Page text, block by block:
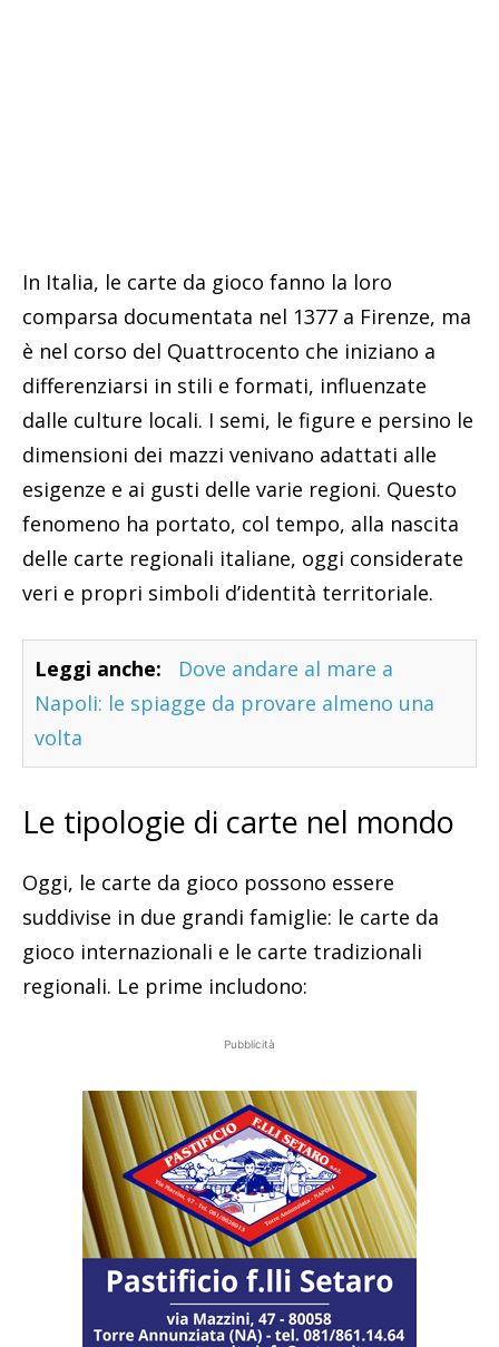
In Italia, le carte da gioco fanno la loro
comparsa documentata nel 1377 a Firenze, ma
è nel corso del Quattrocento che iniziano a
differenziarsi in stili e formati, influenzate
dalle culture locali. I semi, le figure e persino le
dimensioni dei mazzi venivano adattati alle
esigenze e ai gusti delle varie regioni. Questo
fenomeno ha portato, col tempo, alla nascita
delle carte regionali italiane, oggi considerate
veri e propri simboli d’identità territoriale.
Leggi anche:
Dove andare al mare a
Napoli: le spiagge da provare almeno una
volta
Le tipologie di carte nel mondo
Oggi, le carte da gioco possono essere
suddivise in due grandi famiglie: le carte da
gioco internazionali e le carte tradizionali
regionali. Le prime includono:
Pubblicità